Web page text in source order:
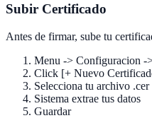
Subir Certificado
Antes de firmar, sube tu
Menu -> Configuracion -
Click [+ Nuevo
Selecciona tu archivo .cer
Sistema extrae tus datos
Guardar